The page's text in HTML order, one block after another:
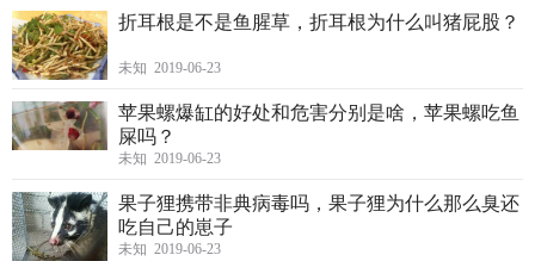
折耳根是不是鱼腥草，折耳根为什么叫猪屁股？
未知 2019-06-23
苹果螺爆缸的好处和危害分别是啥，苹果螺吃鱼
屎吗？
未知 2019-06-23
果子狸携带非典病毒吗，果子狸为什么那么臭还
吃自己的崽子
未知 2019-06-23